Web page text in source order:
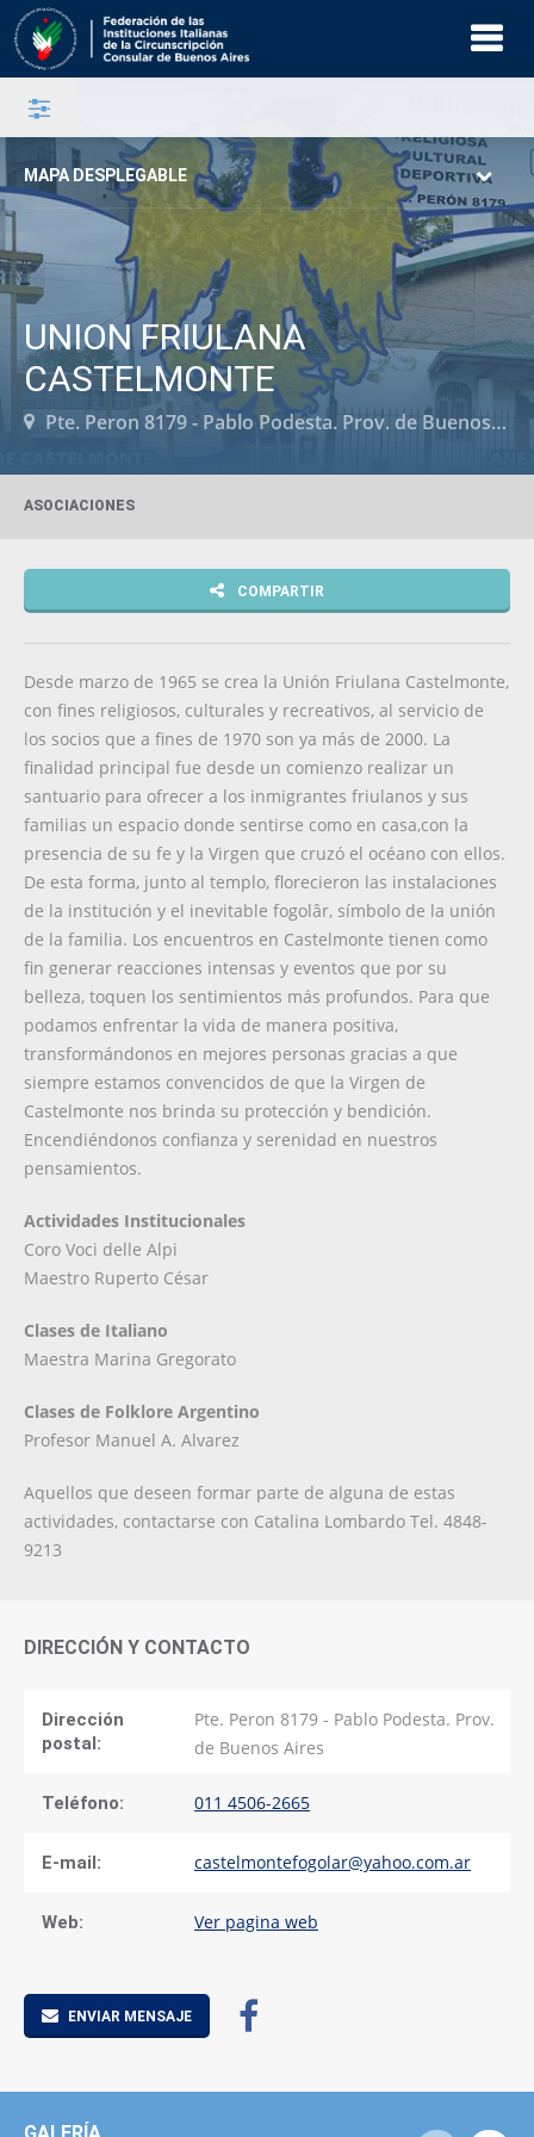
MAPA DESPLEGABLE
UNION FRIULANA
CASTELMONTE
Pte. Peron 8179 - Pablo Podesta. Prov. de Buenos Aires
ASOCIACIONES
COMPARTIR
Desde marzo de 1965 se crea la Unión Friulana Castelmonte,
con fines religiosos, culturales y recreativos, al servicio de
los socios que a fines de 1970 son ya más de 2000. La
finalidad principal fue desde un comienzo realizar un
santuario para ofrecer a los inmigrantes friulanos y sus
familias un espacio donde sentirse como en casa,con la
presencia de su fe y la Virgen que cruzó el océano con ellos.
De esta forma, junto al templo, florecieron las instalaciones
de la institución y el inevitable fogolâr, símbolo de la unión
de la familia. Los encuentros en Castelmonte tienen como
fin generar reacciones intensas y eventos que por su
belleza, toquen los sentimientos más profundos. Para que
podamos enfrentar la vida de manera positiva,
transformándonos en mejores personas gracias a que
siempre estamos convencidos de que la Virgen de
Castelmonte nos brinda su protección y bendición.
Encendiéndonos confianza y serenidad en nuestros
pensamientos.
Actividades Institucionales
Coro Voci delle Alpi
Maestro Ruperto César
Clases de Italiano
Maestra Marina Gregorato
Clases de Folklore Argentino
Profesor Manuel A. Alvarez
Aquellos que deseen formar parte de alguna de estas
actividades, contactarse con Catalina Lombardo Tel. 4848-
9213
DIRECCIÓN Y CONTACTO
Dirección
postal:
Pte. Peron 8179 - Pablo Podesta. Prov.
de Buenos Aires
Teléfono: 011 4506-2665
E-mail: castelmontefogolar@yahoo.com.ar
Web: Ver pagina web
ENVIAR MENSAJE